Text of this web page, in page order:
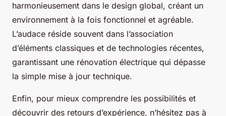
harmonieusement dans le design global, créant un
environnement à la fois fonctionnel et agréable.
L’audace réside souvent dans l’association
d’éléments classiques et de technologies récentes,
garantissant une rénovation électrique qui dépasse
la simple mise à jour technique.
Enfin, pour mieux comprendre les possibilités et
découvrir des retours d’expérience, n’hésitez pas à